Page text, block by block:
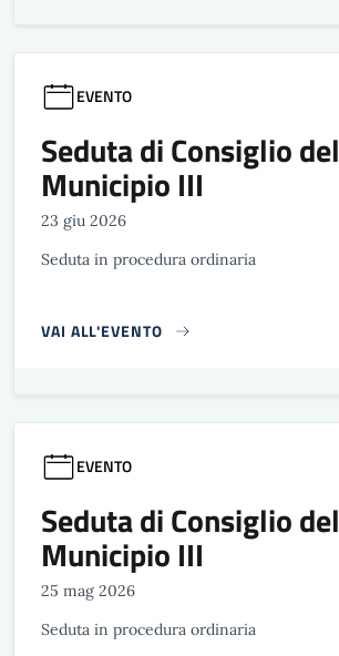
EVENTO
Seduta di Consiglio del
Municipio III
23 giu 2026
Seduta in procedura ordinaria
VAI ALL'EVENTO
EVENTO
Seduta di Consiglio del
Municipio III
25 mag 2026
Seduta in procedura ordinaria